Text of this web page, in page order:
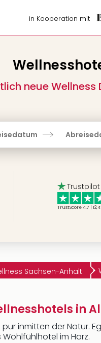
in Kooperation mit
neue
Trustpilot
TrustScore 4.7 |
Sachsen-Anhalt
in
inmitten der
im Harz.